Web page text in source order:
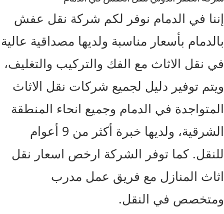
في الدمام نوفر لكم شركة نقل عفش
بأسعار مناسبة ولديها مصداقية عالية
نقل الاثاث مع الفك والتركيب والتغليف،
توفير دليل لجميع شركات نقل الاثاث
في الدمام وجميع انحاء المنطقة
الشرقية، ولديها خبرة أكثر من 9 أعوام
كما توفر الشركة ارخص اسعار نقل
المنازل مع فريق عمل مدرب
في النقل.